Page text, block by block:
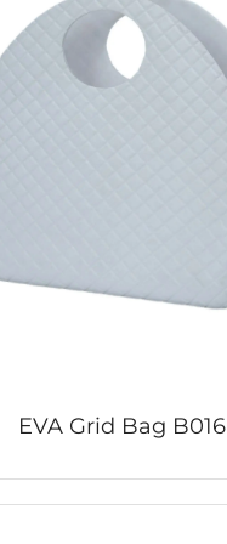
EVA Grid Bag B016